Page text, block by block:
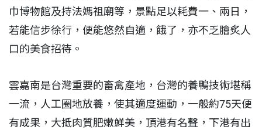
巾博物館及持法媽祖廟等，景點足以耗費一、兩日，
若能信步徐行，便能悠然自適，餓了，亦不乏膾炙人
口的美食招待。
雲嘉南是台灣重要的畜禽產地，台灣的養鴨技術堪稱
一流，人工圈地放養，使其適度運動，一般約75天便
有成果，大抵肉質肥嫩鮮美，頂港有名聲，下港有出